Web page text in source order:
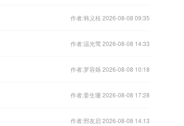
作者:韩义桂 2026-08-08 09:35
作者:温光莺 2026-08-08 14:33
作者:罗容烁 2026-08-08 10:18
作者:姜生珊 2026-08-08 17:28
作者:邢友启 2026-08-08 14:13